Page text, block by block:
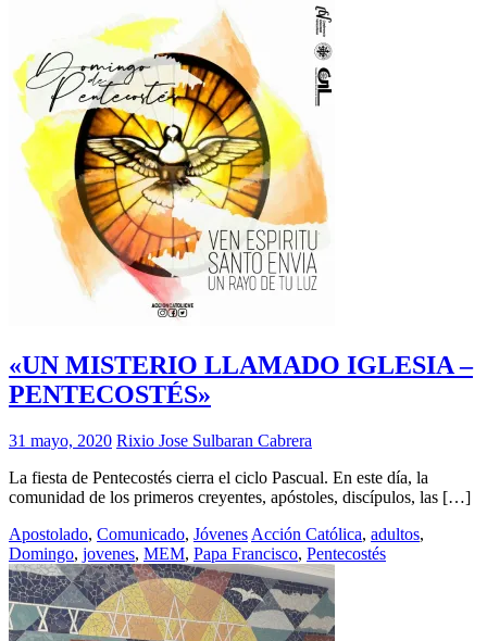
«UN MISTERIO LLAMADO IGLESIA –
PENTECOSTÉS»
31 mayo, 2020 Rixio Jose Sulbaran Cabrera
La fiesta de Pentecostés cierra el ciclo Pascual. En este día, la
comunidad de los primeros creyentes, apóstoles, discípulos, las […]
Apostolado, Comunicado, Jóvenes Acción Católica, adultos,
Domingo, jovenes, MEM, Papa Francisco, Pentecostés